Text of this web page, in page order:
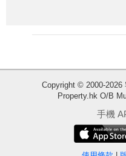
Copyright © 2000-2026
Property.hk O/B
手機